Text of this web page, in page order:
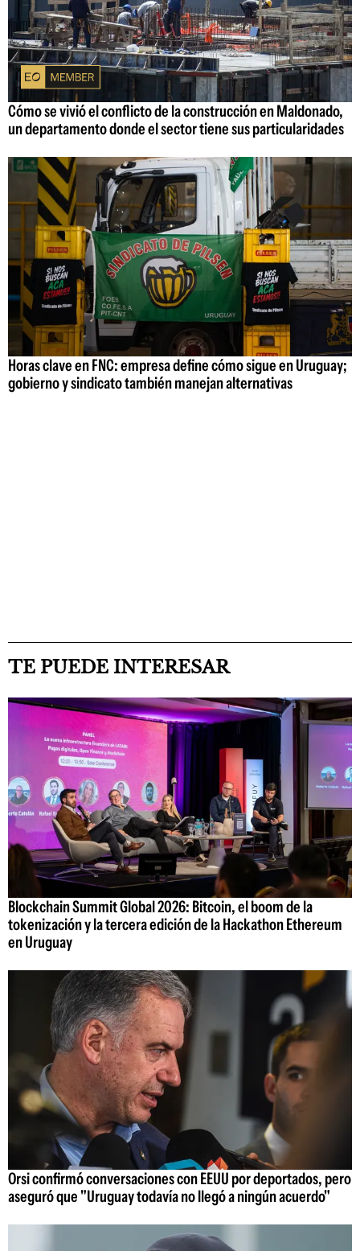
Cómo se vivió el conflicto de la construcción en Maldonado,
un departamento donde el sector tiene sus particularidades
Horas clave en FNC: empresa define cómo sigue en Uruguay;
gobierno y sindicato también manejan alternativas
TE PUEDE INTERESAR
Blockchain Summit Global 2026: Bitcoin, el boom de la
tokenización y la tercera edición de la Hackathon Ethereum
en Uruguay
Orsi confirmó conversaciones con EEUU por deportados, pero
aseguró que "Uruguay todavía no llegó a ningún acuerdo"